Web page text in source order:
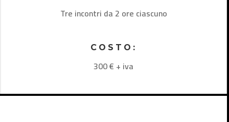
Tre incontri da 2 ore ciascuno
COSTO:
300 € + iva